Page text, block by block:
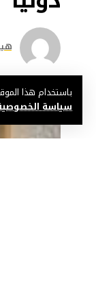
باستخدام هذا
سياسة